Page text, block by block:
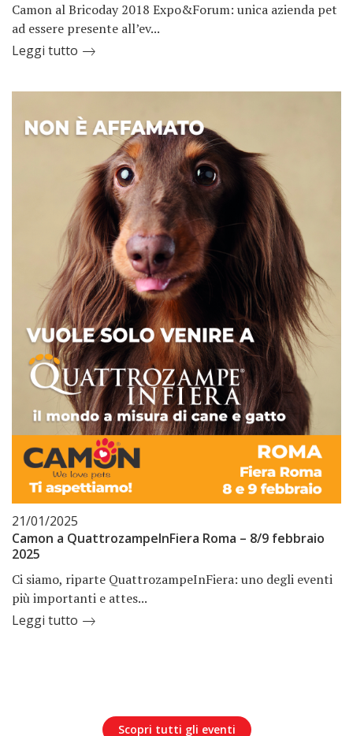
Camon al Bricoday 2018 Expo&Forum: unica azienda pet
ad essere presente all’ev...
Leggi tutto
21/01/2025
Camon a QuattrozampeInFiera Roma – 8/9 febbraio
2025
Ci siamo, riparte QuattrozampeInFiera: uno degli eventi
più importanti e attes...
Leggi tutto
Scopri tutti gli eventi